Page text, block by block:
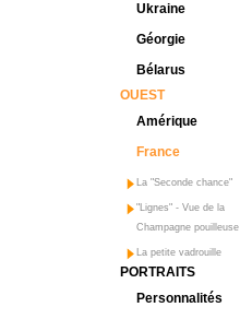
Ukraine
Géorgie
Bélarus
OUEST
Amérique
France
La "Seconde chance"
"Lignes" - Vue de la
Champagne pouilleuse
La petite vadrouille
PORTRAITS
Personnalités